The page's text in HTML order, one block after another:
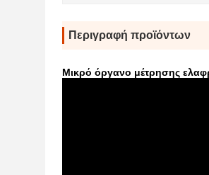
Περιγραφή προϊόντων
Μικρό όργανο μέτρησης